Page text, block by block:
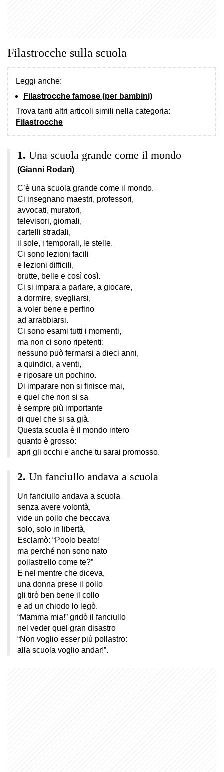
Filastrocche sulla scuola
Leggi anche:
Filastrocche famose (per bambini)
Trova tanti altri articoli simili nella categoria:
Filastrocche
Una scuola grande come il mondo
(Gianni Rodari)
C’è una scuola grande come il mondo.
Ci insegnano maestri, professori,
avvocati, muratori,
televisori, giornali,
cartelli stradali,
il sole, i temporali, le stelle.
Ci sono lezioni facili
e lezioni difficili,
brutte, belle e così così.
Ci si impara a parlare, a giocare,
a dormire, svegliarsi,
a voler bene e perfino
ad arrabbiarsi.
Ci sono esami tutti i momenti,
ma non ci sono ripetenti:
nessuno può fermarsi a dieci anni,
a quindici, a venti,
e riposare un pochino.
Di imparare non si finisce mai,
e quel che non si sa
è sempre più importante
di quel che si sa già.
Questa scuola è il mondo intero
quanto è grosso:
apri gli occhi e anche tu sarai promosso.
Un fanciullo andava a scuola
Un fanciullo andava a scuola
senza avere volontà,
vide un pollo che beccava
solo, solo in libertà,
Esclamò: “Poolo beato!
ma perché non sono nato
pollastrello come te?”
E nel mentre che diceva,
una donna prese il pollo
gli tirò ben bene il collo
e ad un chiodo lo legò.
“Mamma mia!” gridò il fanciullo
nel veder quel gran disastro
“Non voglio esser più pollastro:
alla scuola voglio andar!”.